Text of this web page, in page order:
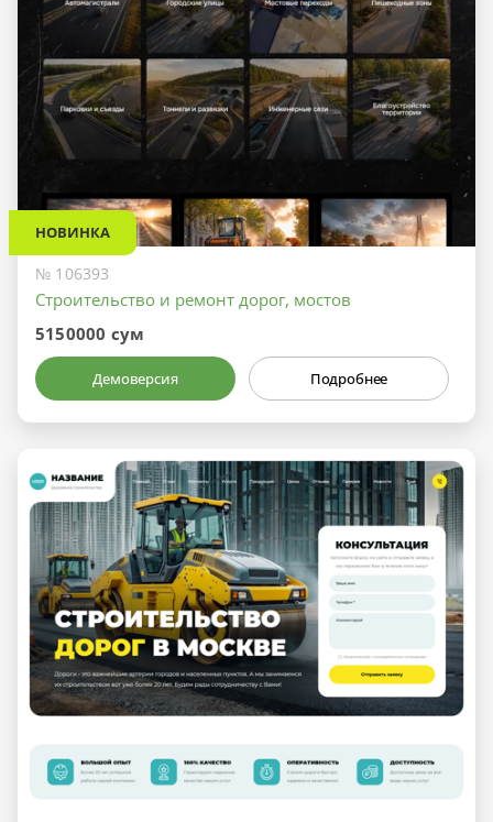
НОВИНКА
№ 106393
Строительство и ремонт дорог, мостов
5150000 сум
Демоверсия Подробнее